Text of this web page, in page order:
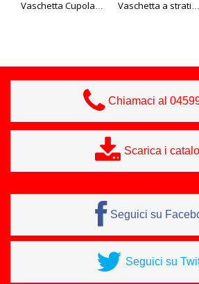
Vaschetta Cupola Cookies Vaschetta a strati Crema Nocciola Sammontana
Chiamaci al
Scarica i
Seguici su
Seguici su